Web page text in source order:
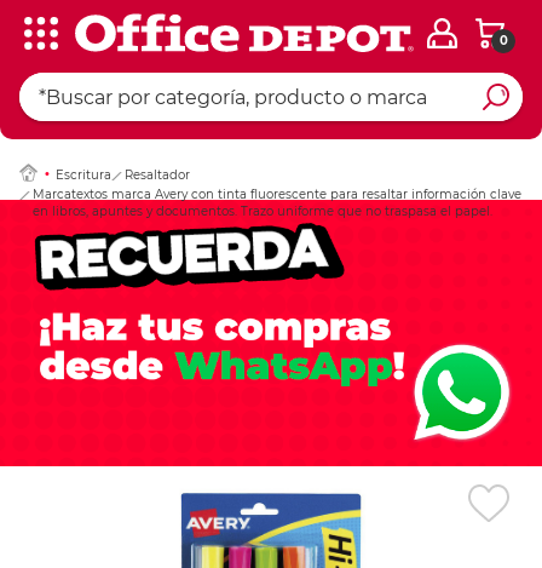
0
Escritura
Resaltador
Marcatextos marca Avery con tinta fluorescente para resaltar información clave
en libros, apuntes y documentos. Trazo uniforme que no traspasa el papel.
Ingresar Codigo